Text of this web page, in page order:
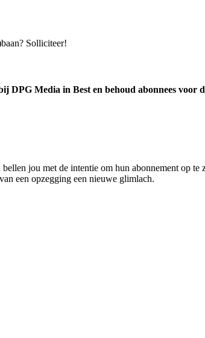
Solliciteer!
Media in Best en behoud abonnees voor
jou met de intentie om hun abonnement op te
een opzegging een nieuwe glimlach.